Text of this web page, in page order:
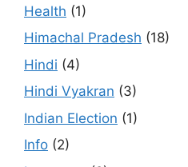
Health (1)
Himachal Pradesh (18)
Hindi (4)
Hindi Vyakran (3)
Indian Election (1)
Info (2)